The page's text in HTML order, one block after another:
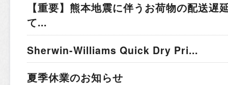
【重要】熊本地震に伴うお荷物の配送遅
て...
Sherwin-Williams Quick Dry Pri...
夏季休業のお知らせ